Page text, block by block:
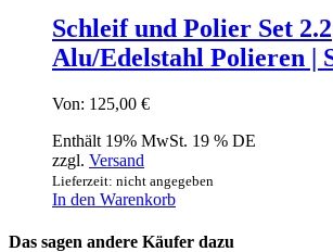
Schleif und Polier Set 2.2
Alu/Edelstahl Polieren |
Von: 125,00 €
Enthält 19% MwSt. 19 % DE
zzgl. Versand
Lieferzeit: nicht angegeben
In den Warenkorb
Das sagen andere Käufer dazu